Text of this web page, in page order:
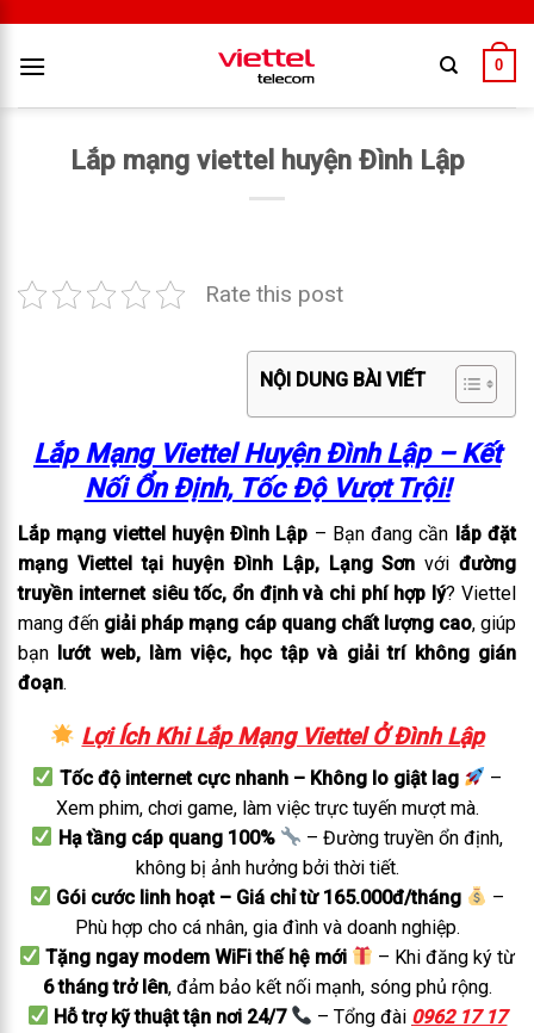
0
Lắp mạng viettel huyện Đình Lập
Rate this post
NỘI DUNG BÀI VIẾT
Lắp Mạng Viettel Huyện Đình Lập – Kết
Nối Ổn Định, Tốc Độ Vượt Trội!
Lắp mạng viettel huyện Đình Lập – Bạn đang cần lắp đặt
mạng Viettel tại huyện Đình Lập, Lạng Sơn vớiđường
truyền internet siêu tốc, ổn định và chi phí hợp lý? Viettel
mang đến giải pháp mạng cáp quang chất lượng cao, giúp
bạn
lướt web, làm việc, học tập và giải trí không gián
đoạn.
Lợi Ích Khi Lắp Mạng Viettel Ở Đình Lập
Tốc độ internet cực nhanh – Không lo giật lag
–
Xem phim, chơi game, làm việc trực tuyến mượt mà.
Hạ tầng cáp quang 100%
– Đường truyền ổn định,
không bị ảnh hưởng bởi thời tiết.
Gói cước linh hoạt – Giá chỉ từ 165.000đ/tháng
–
Phù hợp cho cá nhân, gia đình và doanh nghiệp.
Tặng ngay modem WiFi thế hệ mới
– Khi đăng ký từ
6 tháng trở lên, đảm bảo kết nối mạnh, sóng phủ rộng.
Hỗ trợ kỹ thuật tận nơi 24/7
– Tổng đài 0962 17 17